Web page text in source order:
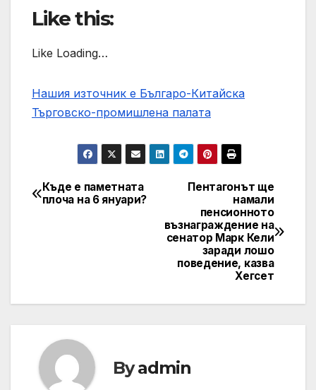
Like this:
Like Loading…
Нашия източник е Българо-Китайска
Търговско-промишлена палaта
Post
Пентагонът ще
намали
пенсионното
възнаграждение на
сенатор Марк Кели
заради лошо
поведение, казва
Хегсет
Къде е паметната
плоча на 6 януари?
Byadmin